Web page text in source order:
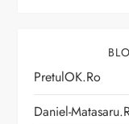
PretulOK.ro
Daniel-